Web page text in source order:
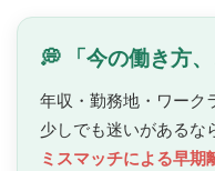
💭 「今の働き方
年収・勤務地・ワー
少しでも迷いがあるな
ミスマッチによる早期